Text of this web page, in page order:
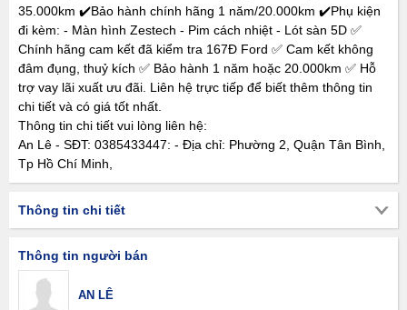
35.000km ✔️Bảo hành chính hãng 1 năm/20.000km ✔️Phụ kiện
đi kèm: - Màn hình Zestech - Pim cách nhiệt - Lót sàn 5D ✅
Chính hãng cam kết đã kiểm tra 167Đ Ford ✅ Cam kết không
đâm đụng, thuỷ kích ✅ Bảo hành 1 năm hoặc 20.000km ✅ Hỗ
trợ vay lãi xuất ưu đãi. Liên hệ trực tiếp để biết thêm thông tin
chi tiết và có giá tốt nhất.
Thông tin chi tiết vui lòng liên hệ:
An Lê - SĐT: 0385433447: - Địa chỉ: Phường 2, Quận Tân Bình,
Tp Hồ Chí Minh,
Thông tin chi tiết
Thông tin người bán
AN LÊ